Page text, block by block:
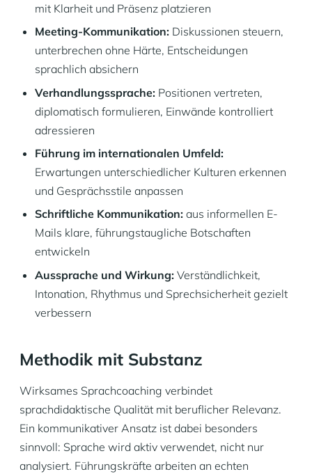
mit Klarheit und Präsenz platzieren
Meeting-Kommunikation: Diskussionen steuern,
unterbrechen ohne Härte, Entscheidungen
sprachlich absichern
Verhandlungssprache: Positionen vertreten,
diplomatisch formulieren, Einwände kontrolliert
adressieren
Führung im internationalen Umfeld:
Erwartungen unterschiedlicher Kulturen erkennen
und Gesprächsstile anpassen
Schriftliche Kommunikation: aus informellen E-
Mails klare, führungstaugliche Botschaften
entwickeln
Aussprache und Wirkung: Verständlichkeit,
Intonation, Rhythmus und Sprechsicherheit gezielt
verbessern
Methodik mit Substanz
Wirksames Sprachcoaching verbindet
sprachdidaktische Qualität mit beruflicher Relevanz.
Ein kommunikativer Ansatz ist dabei besonders
sinnvoll: Sprache wird aktiv verwendet, nicht nur
analysiert. Führungskräfte arbeiten an echten